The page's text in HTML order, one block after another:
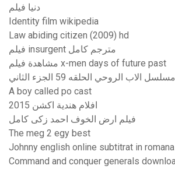
دنیا فیلم
Identity film wikipedia
Law abiding citizen (2009) hd
فيلم insurgent مترجم كامل
مشاهدة فيلم x-men days of future past
مسلسل الاب الروحي الحلقه 59 الجزء الثاني
A boy called po cast
افلام هندية اكشن 2015
فيلم ارض الخوف احمد زكى كامل
The meg 2 egy best
Johnny english online subtitrat in
Command and conquer generals